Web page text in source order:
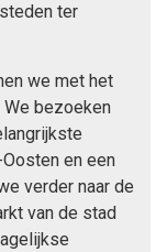
ter
we met het
bezoeken
en een
verder naar de
van de stad